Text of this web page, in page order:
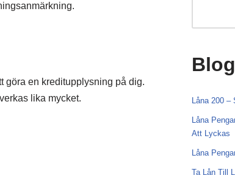
göra en kreditupplysning på dig.
lika mycket.
Låna 200 –
Låna
Att Lyckas
Låna
Ta Lån Till